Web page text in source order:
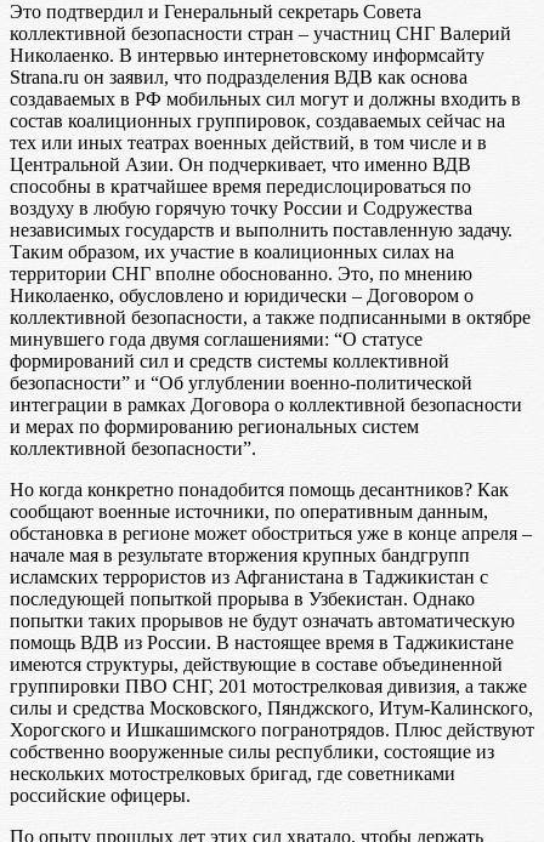
Это подтвердил и Генеральный секретарь Совета
коллективной безопасности стран – участниц СНГ Валерий
Николаенко. В интервью интернетовскому информсайту
Strana.ru он заявил, что подразделения ВДВ как основа
создаваемых в РФ мобильных сил могут и должны входить в
состав коалиционных группировок, создаваемых сейчас на
тех или иных театрах военных действий, в том числе и в
Центральной Азии. Он подчеркивает, что именно ВДВ
способны в кратчайшее время передислоцироваться по
воздуху в любую горячую точку России и Содружества
независимых государств и выполнить поставленную задачу.
Таким образом, их участие в коалиционных силах на
территории СНГ вполне обоснованно. Это, по мнению
Николаенко, обусловлено и юридически – Договором о
коллективной безопасности, а также подписанными в октябре
минувшего года двумя соглашениями: “О статусе
формирований сил и средств системы коллективной
безопасности” и “Об углублении военно-политической
интеграции в рамках Договора о коллективной безопасности
и мерах по формированию региональных систем
коллективной безопасности”.
Но когда конкретно понадобится помощь десантников? Как
сообщают военные источники, по оперативным данным,
обстановка в регионе может обостриться уже в конце апреля –
начале мая в результате вторжения крупных бандгрупп
исламских террористов из Афганистана в Таджикистан с
последующей попыткой прорыва в Узбекистан. Однако
попытки таких прорывов не будут означать автоматическую
помощь ВДВ из России. В настоящее время в Таджикистане
имеются структуры, действующие в составе объединенной
группировки ПВО СНГ, 201 мотострелковая дивизия, а также
силы и средства Московского, Пянджского, Итум-Калинского,
Хорогского и Ишкашимского погранотрядов. Плюс действуют
собственно вооруженные силы республики, состоящие из
нескольких мотострелковых бригад, где советниками
российские офицеры.
По опыту прошлых лет этих сил хватало, чтобы держать